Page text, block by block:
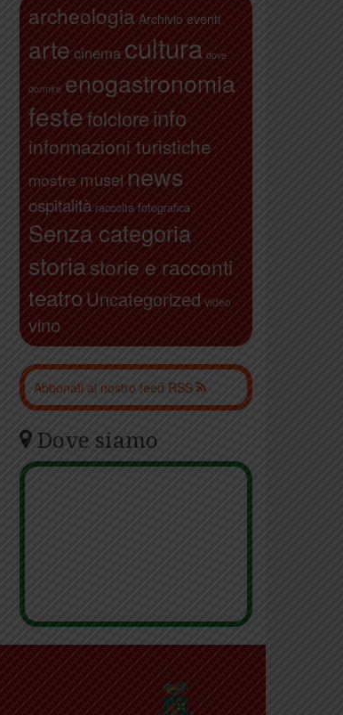
archeologia Archivio eventi
arte cinema cultura dove
dormire enogastronomia
festefolcloreinfo
informazioni turistiche
mostre musei news
ospitalità raccolta fotografica
Senza categoria
storiastorie e racconti
teatro Uncategorized video
vino
Abbonati al nostro feed RSS
Dove siamo